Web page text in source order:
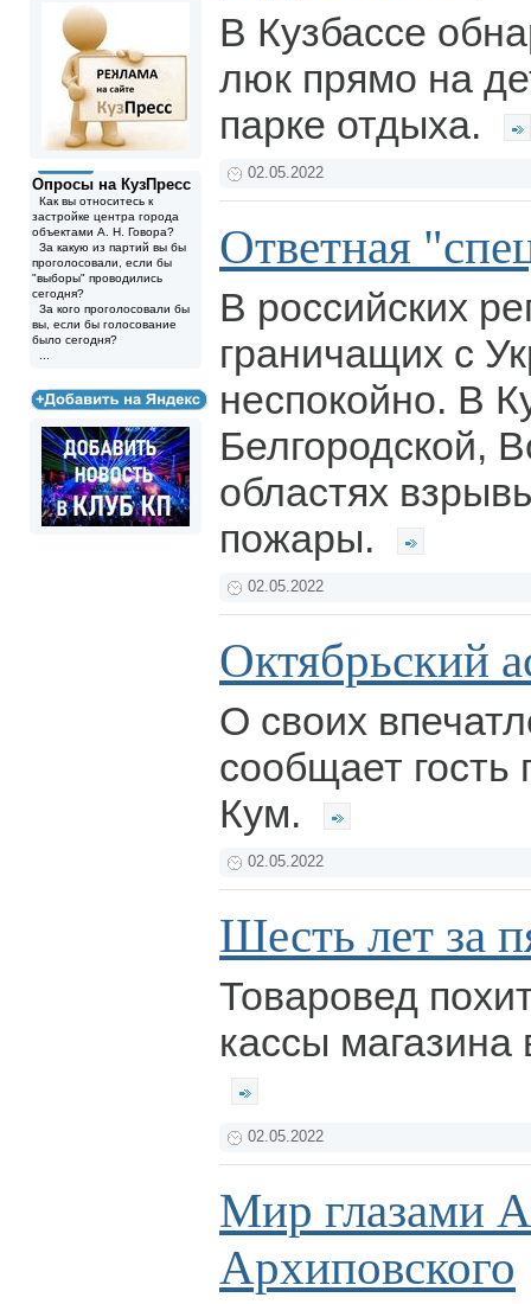
Опросы на КузПресс
Как вы относитесь к
застройке центра города
объектами А. Н. Говора?
За какую из партий вы бы
проголосовали, если бы
"выборы" проводились
сегодня?
За кого проголосовали бы
вы, если бы голосование
было сегодня?
В Кузбассе
люк прямо на
парке отдыха.
02.05.2022
Ответная
В российских
граничащих с
неспокойно. В
Белгородской,
областях
пожары.
02.05.2022
Октябрьский
О своих
сообщает гость
Кум.
02.05.2022
Шесть лет за
Товаровед
кассы магазина
02.05.2022
Мир глазами
Архиповского